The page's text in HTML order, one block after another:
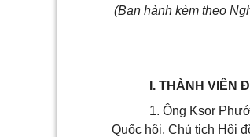
(Ban hành kèm theo
I. THÀNH VIÊN
1. Ông Ksor
Quốc hội, Chủ tịch Hội